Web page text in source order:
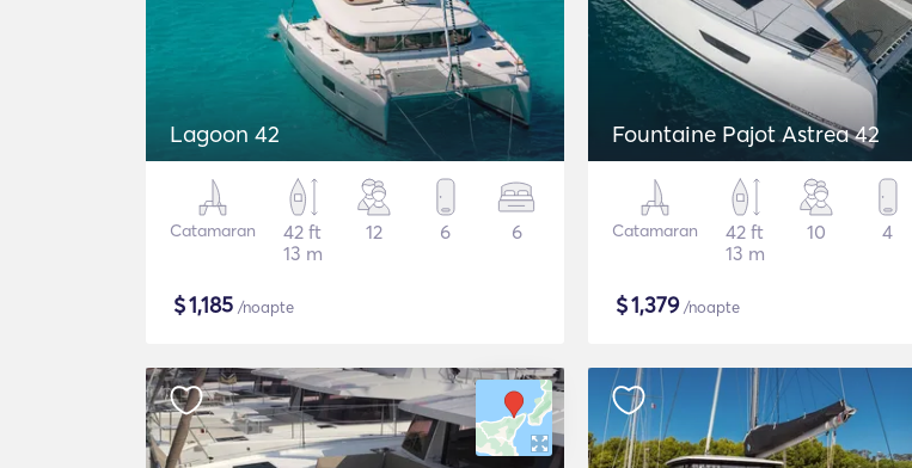
Lagoon 42
Catamaran
42 ft
13 m
12 6 6
$1,185 /noapte
Fountaine Pajot Astrea 42
Catamaran
42 ft
13 m
10 4
$1,379/noapte